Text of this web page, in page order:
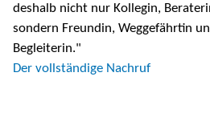
deshalb nicht nur Kollegin,
sondern Freundin, Weggefährtin
Begleiterin."
Der vollständige Nachruf